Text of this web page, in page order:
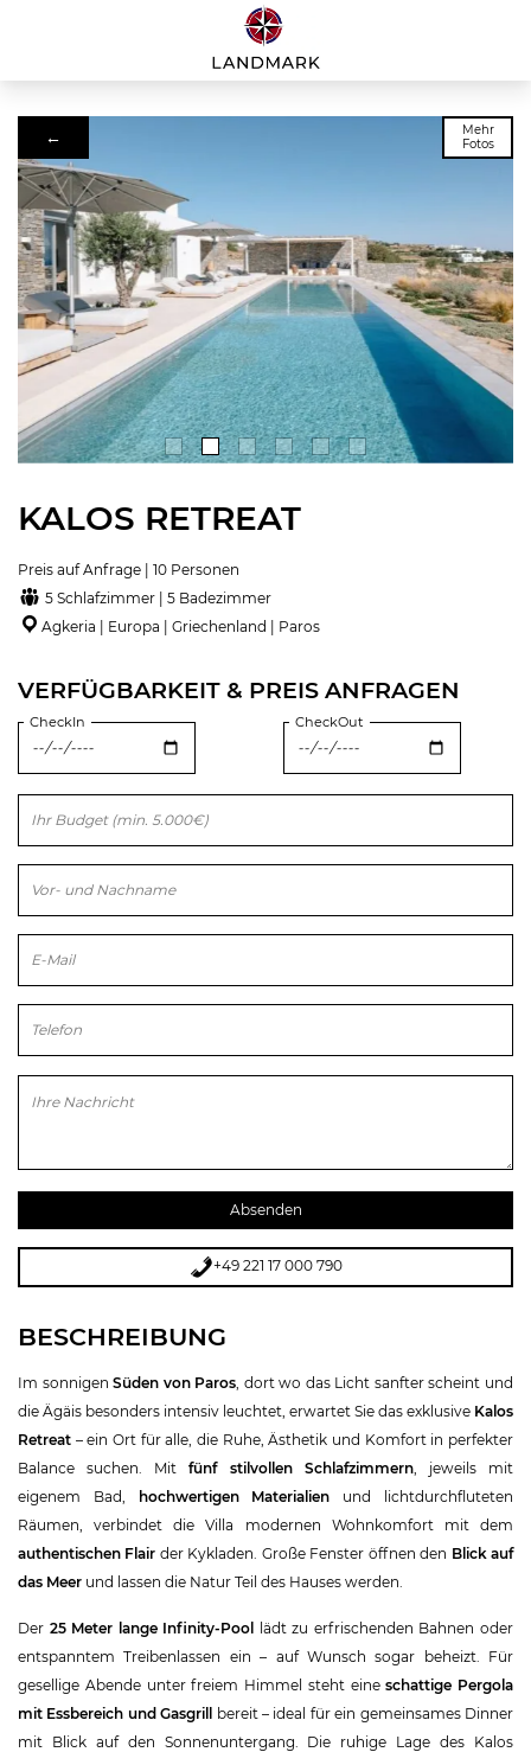
←
Mehr
Fotos
KALOS RETREAT
Preis auf Anfrage | 10 Personen
5 Schlafzimmer | 5 Badezimmer
Agkeria | Europa | Griechenland | Paros
VERFÜGBARKEIT & PREIS ANFRAGEN
CheckIn CheckOut
Bitte lasse dieses Feld leer.
Bitte lasse dieses Feld leer.
+49 221 17 000 790
BESCHREIBUNG
Im sonnigenSüden von Paros , dort wo das Licht sanfter scheint und
die Ägäis besonders intensiv leuchtet, erwartet Sie das exklusive Kalos
Retreat – ein Ort für alle, die Ruhe, Ästhetik und Komfort in perfekter
Balance suchen. Mitfünf stilvollen Schlafzimmern, jeweils mit
eigenem Bad, hochwertigen Materialien und lichtdurchfluteten
Räumen, verbindet die Villa modernen Wohnkomfort mit dem
authentischen Flair der Kykladen. Große Fenster öffnen den Blick auf
das Meer und lassen die Natur Teil des Hauses werden.
Der 25 Meter lange Infinity-Pool lädt zu erfrischenden Bahnen oder
entspanntem Treibenlassen ein – auf Wunsch sogar beheizt. Für
gesellige Abende unter freiem Himmel steht eineschattige Pergola
mit Essbereich und Gasgrill bereit – ideal für ein gemeinsames Dinner
mit Blick auf den Sonnenuntergang. Die ruhige Lage des Kalos